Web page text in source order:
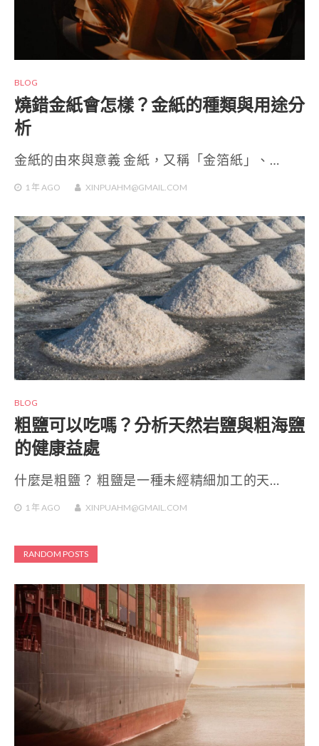
BLOG
燒錯金紙會怎樣？金紙的種類與用途分
析
金紙的由來與意義 金紙，又稱「金箔紙」、…
1 年 AGO XINPUAHM@GMAIL.COM
BLOG
粗鹽可以吃嗎？分析天然岩鹽與粗海鹽
的健康益處
什麼是粗鹽？ 粗鹽是一種未經精細加工的天…
1 年 AGO XINPUAHM@GMAIL.COM
RANDOM POSTS